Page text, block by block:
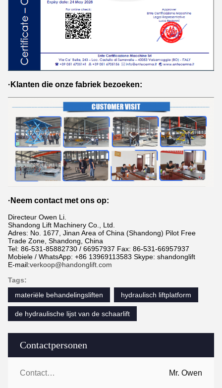
Contactpersonen
Contactpersonen: Mr. Owen
· Klanten die onze fabriek bezoeken:
· Neem contact met ons op:
Directeur Owen Li.
Shandong Lift Machinery Co., Ltd.
Adres: No. 1677, Jinan Area of China (Shandong) Pilot Free
Trade Zone, Shandong, China
Tel: 86-531-85882730 / 66957937 Fax: 86-531-66957937
Mobiele / WhatsApp: +86 13969113583 Skype: shandonglift
E-mail:verkoop@handonglift.com
Tags:
materiële behandelingsliften
hydraulisch liftplatform
de hydraulische lijst van de schaarlift